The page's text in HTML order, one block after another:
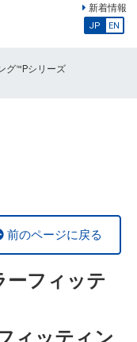
新着情報
JP EN
グ™Pシリーズ
前のページに戻る
ーフィッテ